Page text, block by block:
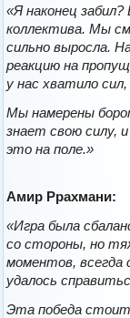
«Я наконец
коллектива. Мы
сильно выросла.
реакцию на
у нас хватило
Мы намерены
знает свою силу,
это на поле.»
Амир Ррахмани:
«Игра была
со стороны, но
моментов, всегда
удалось
Эта победа стоит